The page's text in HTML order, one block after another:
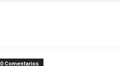
0 Comentarios